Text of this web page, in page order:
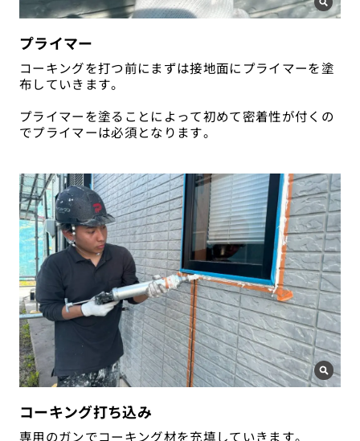
プライマー
コーキングを打つ前にまずは接地面にプライマーを塗
布していきます。
プライマーを塗ることによって初めて密着性が付くの
でプライマーは必須となります。
コーキング打ち込み
専用のガンでコーキング材を充填していきます。